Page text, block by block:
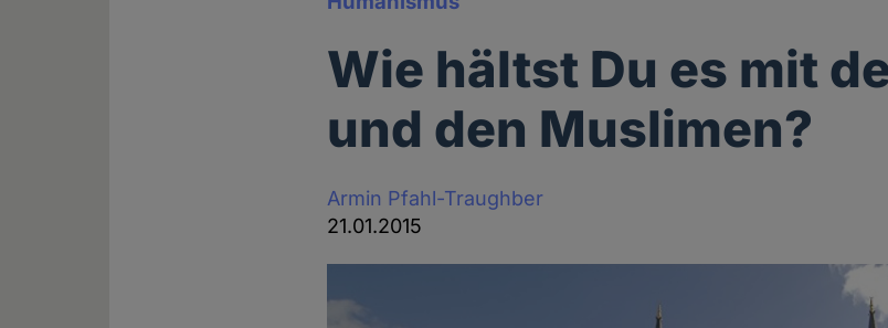
Wie hältst Du es mit
und den Muslimen?
Armin Pfahl-Traughber
21.01.2015